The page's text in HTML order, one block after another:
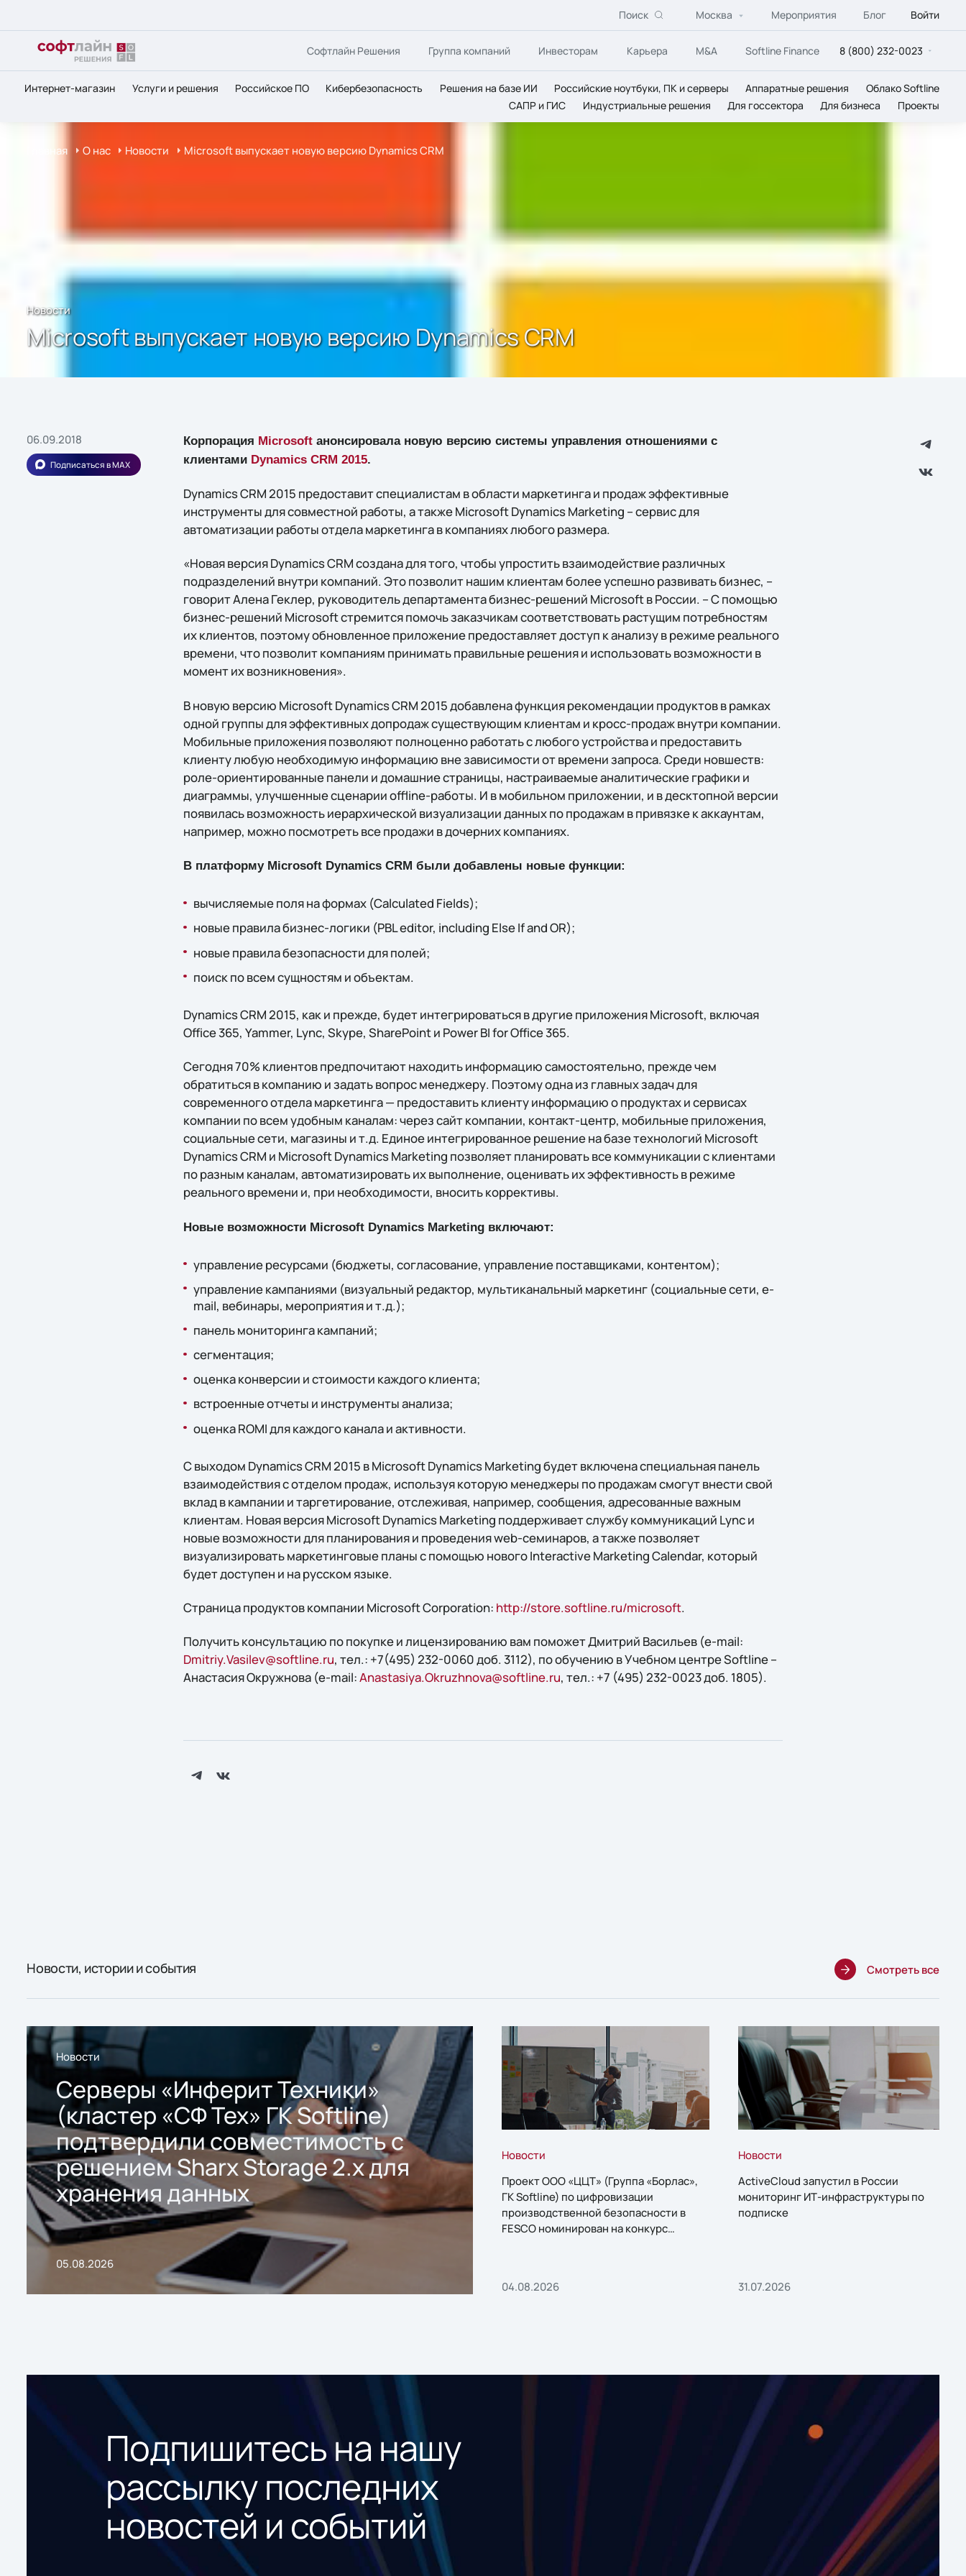
Поиск Москва Мероприятия Блог Войти
Софтлайн Решения Группа компаний Инвесторам Карьера M&A Softline Finance 8 (800) 232-0023
Интернет-магазин Услуги и решения Российское ПО Кибербезопасность Решения на базе ИИ Российские ноутбуки, ПК и серверы Аппаратные решения
Облако Softline
САПР и ГИС
Индустриальные решения Для госсектора Для бизнеса Проекты
Главная О нас Новости Microsoft выпускает новую версию Dynamics CRM
Новости
Microsoft выпускает новую версию Dynamics CRM
06.09.2018
Подписаться в MAX
Корпорация Microsoftанонсировала новую версию системы управления отношениями с
клиентами Dynamics CRM 2015.
Dynamics CRM 2015 предоставит специалистам в области маркетинга и продаж эффективные
инструменты для совместной работы, а также Microsoft Dynamics Marketing – сервис для
автоматизации работы отдела маркетинга в компаниях любого размера.
«Новая версия Dynamics CRM создана для того, чтобы упростить взаимодействие различных
подразделений внутри компаний. Это позволит нашим клиентам более успешно развивать бизнес, –
говорит Алена Геклер, руководитель департамента бизнес-решений Microsoft в России. – С помощью
бизнес-решений Microsoft стремится помочь заказчикам соответствовать растущим потребностям
их клиентов, поэтому обновленное приложение предоставляет доступ к анализу в режиме реального
времени, что позволит компаниям принимать правильные решения и использовать возможности в
момент их возникновения».
В новую версию Microsoft Dynamics CRM 2015 добавлена функция рекомендации продуктов в рамках
одной группы для эффективных допродаж существующим клиентам и кросс-продаж внутри компании.
Мобильные приложения позволяют полноценно работать с любого устройства и предоставить
клиенту любую необходимую информацию вне зависимости от времени запроса. Среди новшеств:
роле-ориентированные панели и домашние страницы, настраиваемые аналитические графики и
диаграммы, улучшенные сценарии offline-работы. И в мобильном приложении, и в десктопной версии
появилась возможность иерархической визуализации данных по продажам в привязке к аккаунтам,
например, можно посмотреть все продажи в дочерних компаниях.
В платформу Microsoft Dynamics CRM были добавлены новые функции:
вычисляемые поля на формах (Calculated Fields);
новые правила бизнес-логики (PBL editor, including Else If and OR);
новые правила безопасности для полей;
поиск по всем сущностям и объектам.
Dynamics CRM 2015, как и прежде, будет интегрироваться в другие приложения Microsoft, включая
Office 365, Yammer, Lync, Skype, SharePoint и Power BI for Office 365.
Сегодня 70% клиентов предпочитают находить информацию самостоятельно, прежде чем
обратиться в компанию и задать вопрос менеджеру. Поэтому одна из главных задач для
современного отдела маркетинга — предоставить клиенту информацию о продуктах и сервисах
компании по всем удобным каналам: через сайт компании, контакт-центр, мобильные приложения,
социальные сети, магазины и т.д. Единое интегрированное решение на базе технологий Microsoft
Dynamics CRM и Microsoft Dynamics Marketing позволяет планировать все коммуникации с клиентами
по разным каналам, автоматизировать их выполнение, оценивать их эффективность в режиме
реального времени и, при необходимости, вносить коррективы.
Новые возможности Microsoft Dynamics Marketing включают:
управление ресурсами (бюджеты, согласование, управление поставщиками, контентом);
управление кампаниями (визуальный редактор, мультиканальный маркетинг (социальные сети, e-
mail, вебинары, мероприятия и т.д.);
панель мониторинга кампаний;
сегментация;
оценка конверсии и стоимости каждого клиента;
встроенные отчеты и инструменты анализа;
оценка ROMI для каждого канала и активности.
С выходом Dynamics CRM 2015 в Microsoft Dynamics Marketing будет включена специальная панель
взаимодействия с отделом продаж, используя которую менеджеры по продажам смогут внести свой
вклад в кампании и таргетирование, отслеживая, например, сообщения, адресованные важным
клиентам. Новая версия Microsoft Dynamics Marketing поддерживает службу коммуникаций Lync и
новые возможности для планирования и проведения web-семинаров, а также позволяет
визуализировать маркетинговые планы с помощью нового Interactive Marketing Calendar, который
будет доступен и на русском языке.
Страница продуктов компании Microsoft Corporation: http://store.softline.ru/microsoft.
Получить консультацию по покупке и лицензированию вам поможет Дмитрий Васильев (e-mail:
Dmitriy.Vasilev@softline.ru, тел.: +7(495) 232-0060 доб. 3112), по обучению в Учебном центре Softline –
Анастасия Окружнова (e-mail:Anastasiya.Okruzhnova@softline.ru, тел.: +7 (495) 232-0023 доб. 1805).
Новости, истории и события Смотреть все
Новости
Серверы «Инферит Техники»
(кластер «СФ Тех» ГК Softline)
подтвердили совместимость с
решением Sharx Storage 2.x для
хранения данных
05.08.2026
Новости
Проект ООО «ЦЦТ» (Группа «Борлас»,
ГК Softline) по цифровизации
производственной безопасности в
FESCO номинирован на конкурс
04.08.2026
Новости
ActiveCloud запустил в России
мониторинг ИТ-инфраструктуры по
подписке
31.07.2026
Подпишитесь на нашу
рассылку последних
новостей и событий